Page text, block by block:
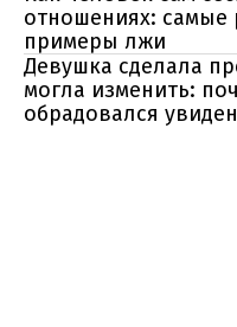
отношениях: самые
примеры лжи
Девушка сделала
могла изменить:
обрадовался